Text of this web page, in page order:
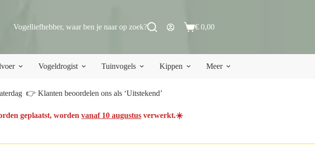
Vogelliefhebber, waar ben je naar op zoek? Winkelwagen
€ 0,00
Vogeldrogist Tuinvogels Kippen Meer
👉 Klanten beoordelen ons als ‘Uitstekend’
geplaatst, worden vanaf 10 augustus verwerkt.☀️